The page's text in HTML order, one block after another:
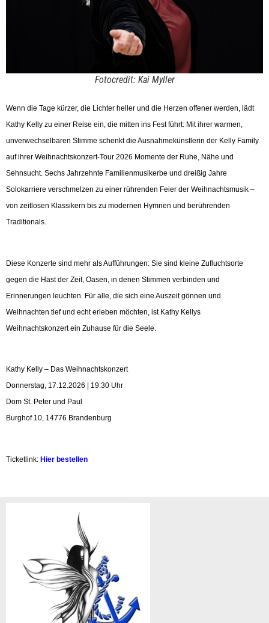
Fotocredit: Kai Myller
Wenn die Tage kürzer, die Lichter heller und die Herzen offener werden, lädt
Kathy Kelly zu einer Reise ein, die mitten ins Fest führt: Mit ihrer warmen,
unverwechselbaren Stimme schenkt die Ausnahmekünstlerin der Kelly Family
auf ihrer Weihnachtskonzert‑Tour 2026 Momente der Ruhe, Nähe und
Sehnsucht. Sechs Jahrzehnte Familienmusikerbe und dreißig Jahre
Solokarriere verschmelzen zu einer rührenden Feier der Weihnachtsmusik –
von zeitlosen Klassikern bis zu modernen Hymnen und berührenden
Traditionals.
Diese Konzerte sind mehr als Aufführungen: Sie sind kleine Zufluchtsorte
gegen die Hast der Zeit, Oasen, in denen Stimmen verbinden und
Erinnerungen leuchten. Für alle, die sich eine Auszeit gönnen und
Weihnachten tief und echt erleben möchten, ist Kathy Kellys
Weihnachtskonzert ein Zuhause für die Seele.
Kathy Kelly – Das Weihnachtskonzert
Donnerstag, 17.12.2026 | 19:30 Uhr
Dom St. Peter und Paul
Burghof 10, 14776 Brandenburg
Ticketlink: Hier bestellen